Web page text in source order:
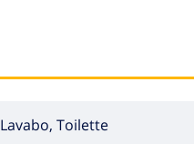
Toilette